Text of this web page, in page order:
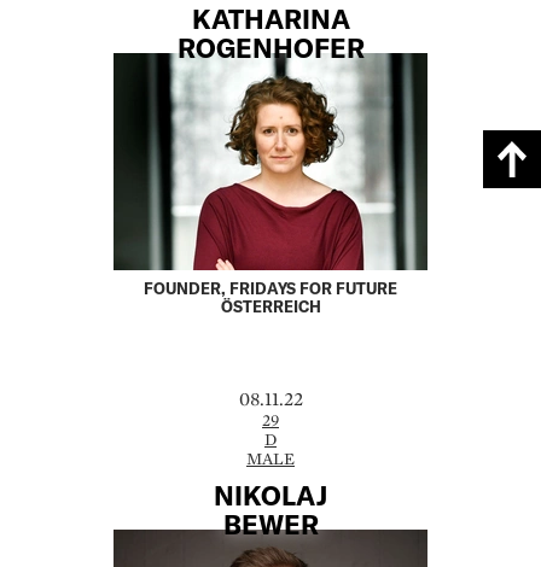
KATHARINA
ROGENHOFER
FOUNDER, FRIDAYS FOR FUTURE
ÖSTERREICH
08.11.22
29
D
MALE
NIKOLAJ
BEWER